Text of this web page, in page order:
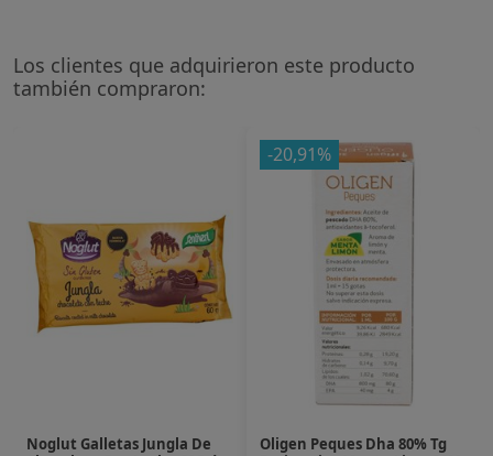
Los clientes que adquirieron este producto
también compraron:
Noglut Galletas Jungla De
-20,91%
Oligen Peques Dha 80% Tg